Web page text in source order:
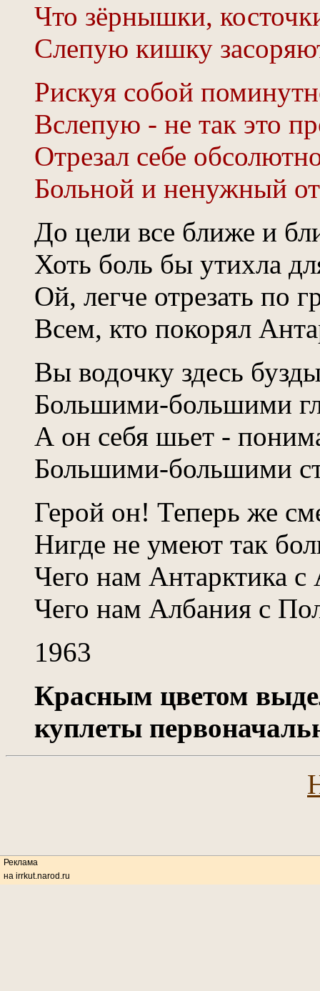
Что зёрнышки,
Слепую кишку
Рискуя собой
Вслепую - не так это
Отрезал себе
Больной и ненужный
До цели все ближе и
Хоть боль бы утихла
Ой, легче отрезать по
Всем, кто покорял
Вы водочку здесь
Большими-большими
А он себя шьет -
Большими-большими
Герой он! Теперь же
Нигде не умеют так
Чего нам Антарктика с
Чего нам Албания с
1963
Красным цветом
куплеты
Реклама
на irrkut.narod.ru